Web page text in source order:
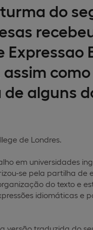
do
alguns
de Londres.
em universidades
se pela partilha de
do texto e
idiomáticas e